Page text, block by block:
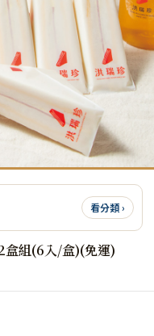
看分類 ›
盒組(6入/盒)(免運)